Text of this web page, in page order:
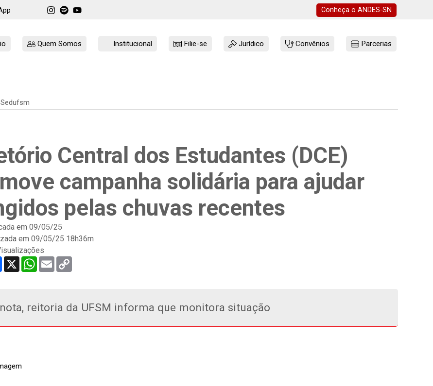
Conheça o ANDES-SN
Quem Somos Institucional Filie-se Jurídico Convênios Parcerias
Sedufsm
Central dos Estudantes (DCE)
campanha solidária para ajudar
pelas chuvas recentes
em09/05/25
em 09/05/25 18h36m
Facebook
X WhatsApp
Email
reitoria da UFSM informa que monitora situação